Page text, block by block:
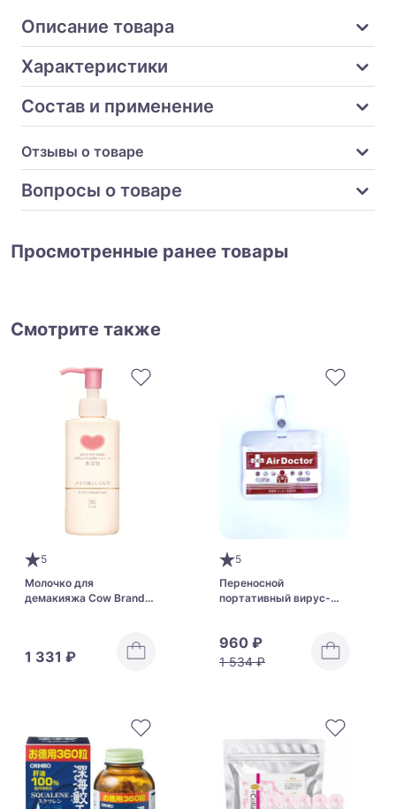
Описание товара
Характеристики
Состав и применение
Отзывы о товаре
Вопросы о товаре
Просмотренные ранее товары
Смотрите также
5
Молочко для
демакияжа Cow Brand
1 331 ₽
5
Переносной
портативный вирус-
960 ₽
1 534 ₽